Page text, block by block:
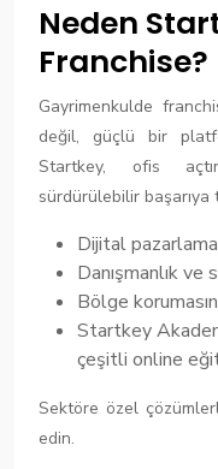
Neden
Franchise?
Gayrimenkulde
değil, güçlü bir
Startkey, ofis
sürdürülebilir başarıya
Dijital
Danışmanlık ve
Bölge
Startkey
çeşitli online
Sektöre özel
edin.